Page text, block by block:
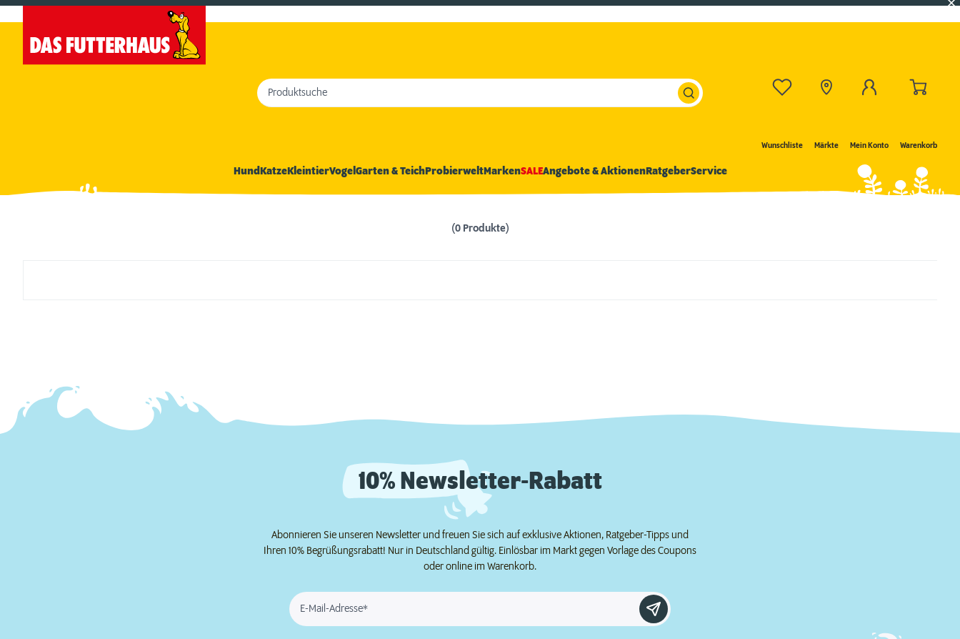
Wunschliste Märkte Mein Konto Warenkorb
Produktsuche
HundKatzeKleintierVogel Garten & TeichProbierweltMarkenSALEAngebote & AktionenRatgeberService
(0 Produkte)
10% Newsletter-Rabatt
Abonnieren Sie unseren Newsletter und freuen Sie sich auf exklusive Aktionen, Ratgeber-Tipps und
Ihren 10% Begrüßungsrabatt! Nur in Deutschland gültig. Einlösbar im Markt gegen Vorlage des Coupons
oder online im Warenkorb.
E-Mail-Adresse*